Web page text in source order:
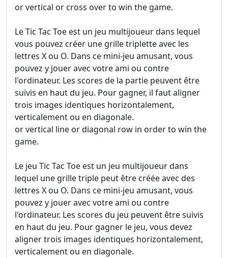
or vertical or cross over to win the game.
Le Tic Tac Toe est un jeu multijoueur dans lequel
vous pouvez créer une grille triplette avec les
lettres X ou O. Dans ce mini-jeu amusant, vous
pouvez y jouer avec votre ami ou contre
l'ordinateur. Les scores de la partie peuvent être
suivis en haut du jeu. Pour gagner, il faut aligner
trois images identiques horizontalement,
verticalement ou en diagonale.
or vertical line or diagonal row in order to win the
game.
Le jeu Tic Tac Toe est un jeu multijoueur dans
lequel une grille triple peut être créée avec des
lettres X ou O. Dans ce mini-jeu amusant, vous
pouvez y jouer avec votre ami ou contre
l'ordinateur. Les scores du jeu peuvent être suivis
en haut du jeu. Pour gagner le jeu, vous devez
aligner trois images identiques horizontalement,
verticalement ou en diagonale.